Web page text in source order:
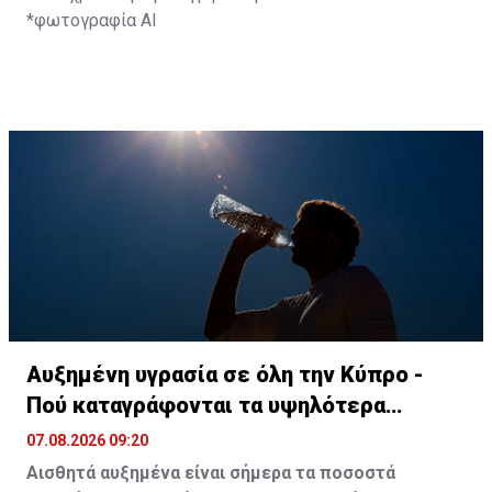
*φωτογραφία ΑΙ
Αυξημένη υγρασία σε όλη την Κύπρο -
Πού καταγράφονται τα υψηλότερα
ποσοστά
07.08.2026 09:20
Αισθητά αυξημένα είναι σήμερα τα ποσοστά